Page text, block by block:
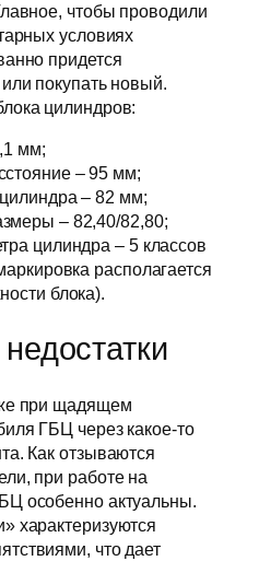
чтобы проводили
условиях
придется
покупать новый.
цилиндров:
мм;
– 95 мм;
– 82 мм;
– 82,40/82,80;
цилиндра – 5 классов
располагается
блока).
при щадящем
ГБЦ через какое-то
Как отзываются
при работе на
особенно актуальны.
характеризуются
что дает